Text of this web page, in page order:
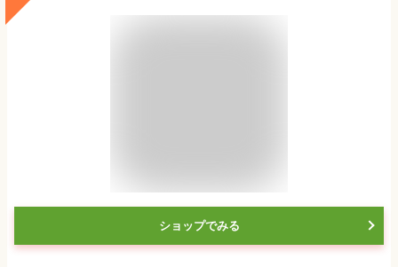
ショップでみる